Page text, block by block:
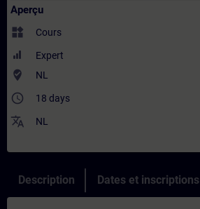
Aperçu
widgets Cours
Expert
where_to_vote NL
access_time 18 days
translate NL
Description Dates et inscriptions